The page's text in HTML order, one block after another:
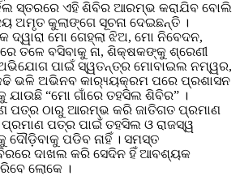
ସ୍ତରରେ ଏହି ଶିବିର ଆରମ୍ଭ କରାଯିବ ବୋଲି
ଅମୃତ କୁଲାଙ୍ଗେ ସୂଚନା ଦେଇଛନ୍ତି ।
ଦ୍ୱାରା ମୋ ଗେହ୍ଲା ଝିଅ, ମୋ ନିବେଦନ,
ତଳେ ବସିବାକୁ ନା, ଶିକ୍ଷକଙ୍କୁ ଶ୍ରେଣୀ
ପାଇଁ ସ୍ୱତନ୍ତ୍ର ମୋବାଇଲ ନମ୍ୱର,
ଭଳି ଅଭିନବ କାର‌୍ୟ୍ୟକ୍ରମ ପରେ ପ୍ରଶାସନ
“ମୋ ଗାଁରେ ତହସିଲ ଶିବିର” ।
ପତ୍ର ଠାରୁ ଆରମ୍ଭ କରି ଜାତିଗତ ପ୍ରମାଣ
ପତ୍ର ପାଇଁ ତହସିଲ ଓ ରାଜସ୍ୱ
ପଡିବ ନାହିଁ । ସମସ୍ତ
ଦାଖଲ କରି ସେଦିନ ହିଁ ଆବଶ୍ୟକ
ଲୋକେ ।